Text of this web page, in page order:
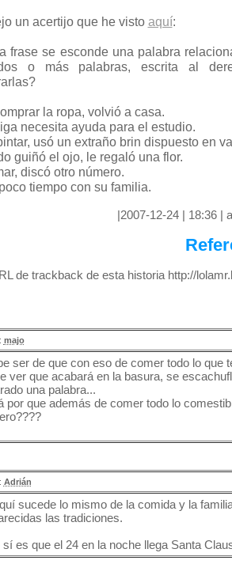
un acertijo que he visto aquí:
frase se esconde una palabra
o más palabras, escrita al
la ropa, volvió a casa.
necesita ayuda para el estudio.
usó un extraño brin dispuesto en
guiñó el ojo, le regaló una flor.
discó otro número.
tiempo con su familia.
|2007-12-24 | 18:36 |
de trackback de esta historia http://
majo
ser de que con eso de comer todo lo que
ver que acabará en la basura, se
una palabra...
por que además de comer todo lo
Adrián
sucede lo mismo de la comida y la
las tradiciones.
sí es que el 24 en la noche llega Santa